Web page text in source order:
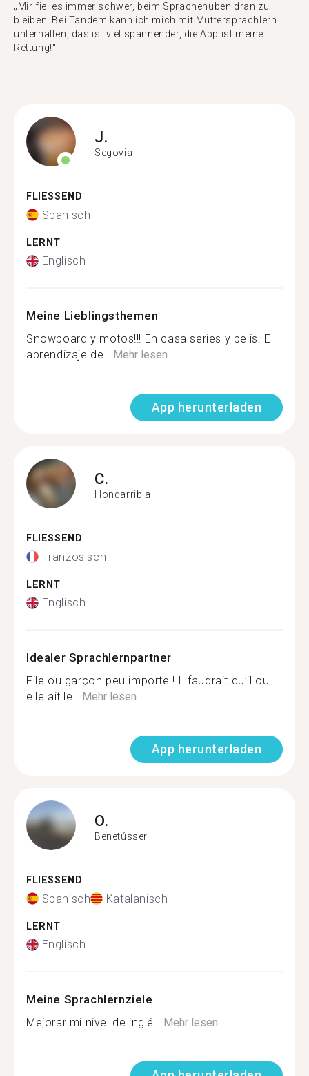
„Mir fiel es immer schwer, beim Sprachenüben dran zu
bleiben. Bei Tandem kann ich mich mit Muttersprachlern
unterhalten, das ist viel spannender, die App ist meine
Rettung!"
J.
Segovia
FLIESSEND
Spanisch
LERNT
Englisch
Meine Lieblingsthemen
Snowboard y motos!!! En casa series y pelis. El
aprendizaje de...Mehr lesen
App herunterladen
C.
Hondarribia
FLIESSEND
Französisch
LERNT
Englisch
Idealer Sprachlernpartner
File ou garçon peu importe ! Il faudrait qu’il ou
elle ait le...Mehr lesen
App herunterladen
O.
Benetússer
FLIESSEND
Spanisch Katalanisch
LERNT
Englisch
Meine Sprachlernziele
Mejorar mi nivel de inglé...Mehr lesen